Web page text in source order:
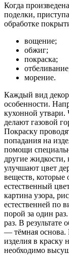
Когда
поделки,
обработке
вощение;
обжиг;
покраска;
морение.
Каждый вид
особенности.
кухонной утвари.
делают газовой
Покраску
попадания на
помощи
другие
улучшают цвет
веществ, которые
естественный
картина узора,
естественней по
порой за один
раз. В результате
— тёмная основа.
изделия в краску
необходимо